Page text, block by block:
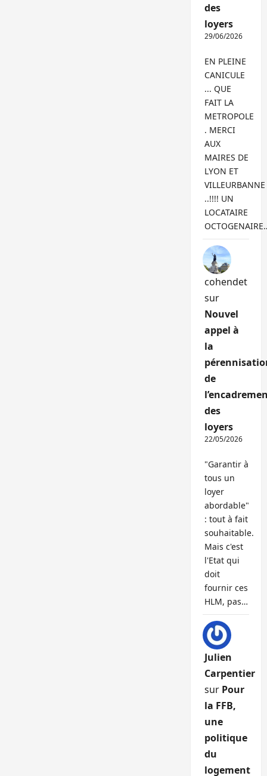
des
loyers
29/06/2026
EN PLEINE
CANICULE
... QUE
FAIT LA
METROPOLE
. MERCI
AUX
MAIRES DE
LYON ET
VILLEURBANNE
..!!!! UN
LOCATAIRE
cohendet
sur
Nouvel
appel à
la
de
des
loyers
22/05/2026
"Garantir à
tous un
loyer
abordable"
: tout à fait
souhaitable.
Mais c'est
l'Etat qui
doit
fournir ces
HLM, pas…
Julien
Carpentier
sur Pour
la FFB,
une
politique
du
logement